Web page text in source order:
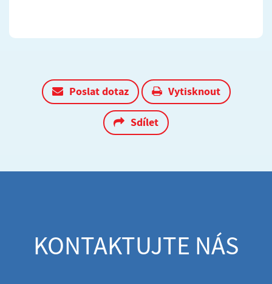
Poslat dotaz Vytisknout
Sdílet
KONTAKTUJTE NÁS